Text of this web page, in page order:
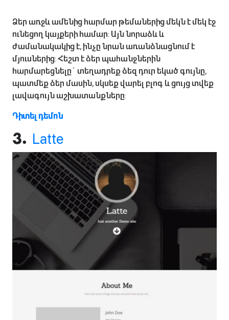
Ձեր առջև ամենից հարմար թեմաներից մեկն է մեկ էջ
ունեցող կայքերի համար: Այն նորաձև և
ժամանակակից է, ինչը նրան առանձնացնում է
մյուսներից: Հեշտ է ձեր պահանջներին
հարմարեցնելը` տեղադրեք ձեզ դուր եկած գույնը,
պատմեք ձեր մասին, սկսեք վարել բլոգ և ցույց տվեք
լավագույն աշխատանքները:
Դիտել դեմոն
3. Latte